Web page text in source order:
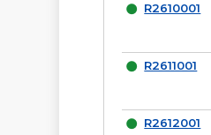
R2610001
R2611001
R2612001